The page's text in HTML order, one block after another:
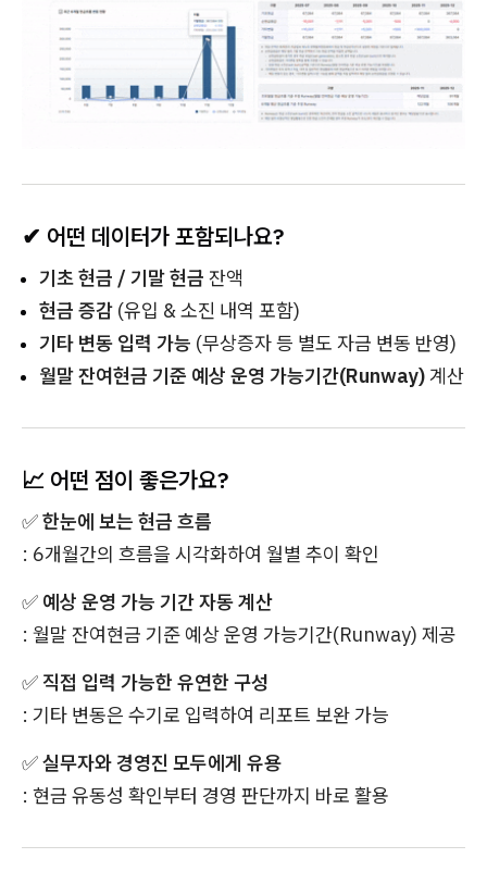
✔ 어떤 데이터가 포함되나요?
기초 현금 / 기말 현금 잔액
현금 증감 (유입 & 소진 내역 포함)
기타 변동 입력 가능 (무상증자 등 별도 자금 변동 반영)
월말 잔여현금 기준 예상 운영 가능기간(Runway)계산
📈 어떤 점이 좋은가요?
✅한눈에 보는 현금 흐름
: 6개월간의 흐름을 시각화하여 월별 추이 확인
✅ 예상 운영 가능 기간 자동 계산
: 월말 잔여현금 기준 예상 운영 가능기간(Runway) 제공
✅ 직접 입력 가능한 유연한 구성
: 기타 변동은 수기로 입력하여 리포트 보완 가능
✅실무자와 경영진 모두에게 유용
: 현금 유동성 확인부터 경영 판단까지 바로 활용